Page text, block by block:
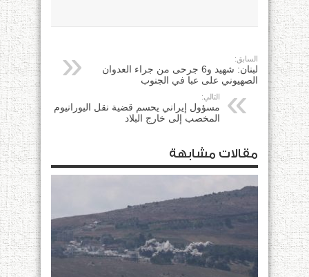
السابق:
لبنان: شهيد و6 جرحى من جراء العدوان
الصهيوني على عبا في الجنوب
التالي:
مسؤول إيراني يحسم قضية نقل اليورانيوم
المخصب إلى خارج البلاد
مقالات مشابهة